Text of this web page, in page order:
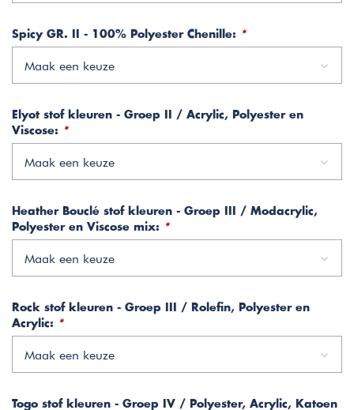
Spicy GR. II - 100% Polyester Chenille: *
Maak een keuze
Elyot stof kleuren - Groep II / Acrylic, Polyester en
Viscose:
*
Maak een keuze
Heather Bouclé stof kleuren - Groep III / Modacrylic,
Polyester en Viscose mix:
*
Maak een keuze
Rock stof kleuren - Groep III / Rolefin, Polyester en
Acrylic:
*
Maak een keuze
Togo stof kleuren - Groep IV / Polyester, Acrylic, Katoen